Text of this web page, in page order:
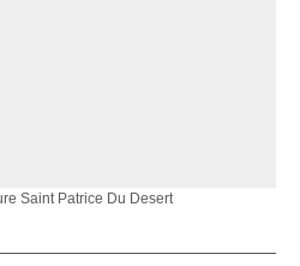
Saint Patrice Du Desert